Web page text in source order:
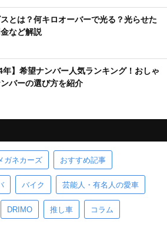
とは？何キロオーバーで光る？光らせた
など解説
年】希望ナンバー人気ランキング！おしゃ
バーの選び方を紹介
ガネカーズ おすすめ記事
バイク 芸能人・有名人の愛車
DRIMO 推し車 コラム